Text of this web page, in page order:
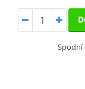
Spodní